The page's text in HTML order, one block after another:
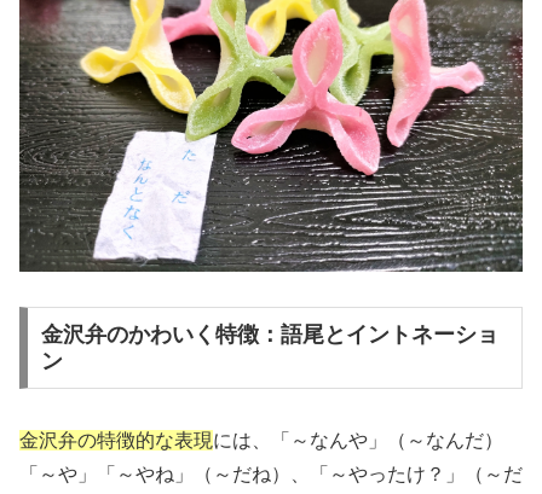
金沢弁のかわいく特徴：語尾とイントネーショ
ン
金沢弁の特徴的な表現には、「～なんや」（～なんだ）
「～や」「～やね」（～だね）、「～やったけ？」（～だ